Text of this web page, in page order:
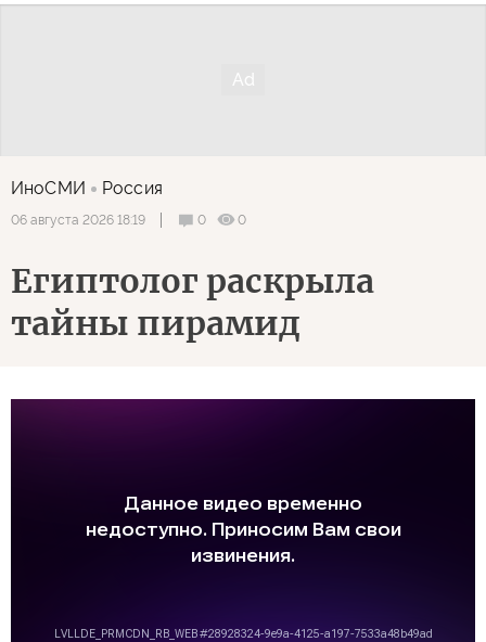
ИноСМИ Россия
06 августа 2026 18:19 0 0
Египтолог раскрыла
тайны пирамид